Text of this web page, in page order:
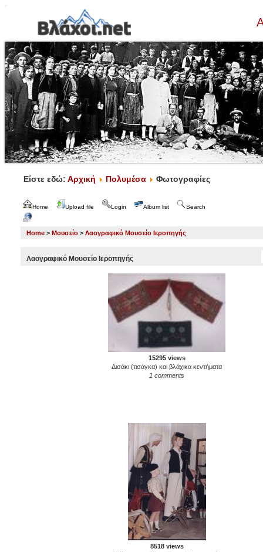
Είστε εδώ: Αρχική Πολυμέσα Φωτογραφίες
Home Upload file Login Album list Search
Home > Μουσείο > Λαογραφικό Μουσείο Ιεροπηγής
Λαογραφικό Μουσείο Ιεροπηγής
15295 views
Δισάκι (τισάγκα) και βλάχικα κεντήματα
1 comments
8518 views